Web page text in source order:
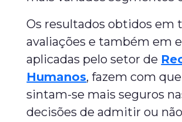
Os resultados obtidos em
avaliações e também em
aplicadas pelo setor de
Humanos, fazem com
sintam-se mais seguros
decisões de admitir ou